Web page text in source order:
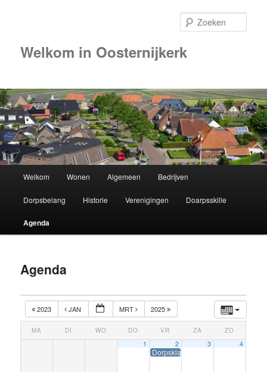
Welkom in Oosternijkerk
Spring
naar
de
inhoud
Welkom Wonen Algemeen Bedrijven
Dorpsbelang Historie Verenigingen Doarpsskille
Agenda
Agenda
2023 JAN MRT 2025
MA DI WO DO VR ZA ZO
1 2
Dorpsklaverjassen
3 4